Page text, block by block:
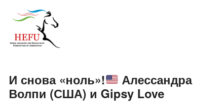
содержимому
И снова «ноль»!
Алессандра
Волпи (США) и Gipsy Love